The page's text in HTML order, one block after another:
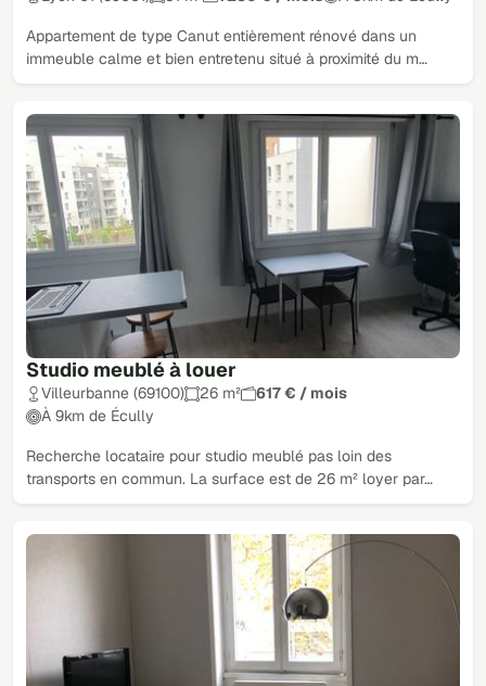
Appartement de type Canut entièrement rénové dans un
immeuble calme et bien entretenu situé à proximité du m…
Studio meublé à louer
Villeurbanne (69100) 26 m²
617 € / mois
À 9km de Écully
Recherche locataire pour studio meublé pas loin des
transports en commun. La surface est de 26 m² loyer par…